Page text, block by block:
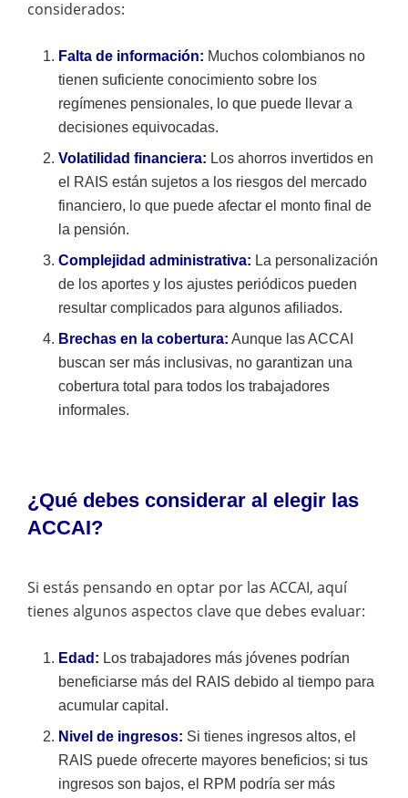
considerados:
Falta de información: Muchos colombianos no
tienen suficiente conocimiento sobre los
regímenes pensionales, lo que puede llevar a
decisiones equivocadas.
Volatilidad financiera: Los ahorros invertidos en
el RAIS están sujetos a los riesgos del mercado
financiero, lo que puede afectar el monto final de
la pensión.
Complejidad administrativa: La personalización
de los aportes y los ajustes periódicos pueden
resultar complicados para algunos afiliados.
Brechas en la cobertura: Aunque las ACCAI
buscan ser más inclusivas, no garantizan una
cobertura total para todos los trabajadores
informales.
¿Qué debes considerar al elegir las
ACCAI?
Si estás pensando en optar por las ACCAI, aquí
tienes algunos aspectos clave que debes evaluar:
Edad: Los trabajadores más jóvenes podrían
beneficiarse más del RAIS debido al tiempo para
acumular capital.
Nivel de ingresos: Si tienes ingresos altos, el
RAIS puede ofrecerte mayores beneficios; si tus
ingresos son bajos, el RPM podría ser más